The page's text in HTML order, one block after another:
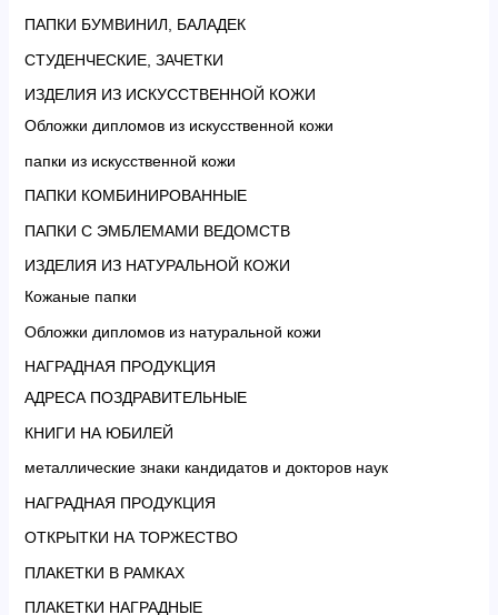
ПАПКИ БУМВИНИЛ, БАЛАДЕК
СТУДЕНЧЕСКИЕ, ЗАЧЕТКИ
ИЗДЕЛИЯ ИЗ ИСКУССТВЕННОЙ КОЖИ
Обложки дипломов из искусственной кожи
папки из искусственной кожи
ПАПКИ КОМБИНИРОВАННЫЕ
ПАПКИ С ЭМБЛЕМАМИ ВЕДОМСТВ
ИЗДЕЛИЯ ИЗ НАТУРАЛЬНОЙ КОЖИ
Кожаные папки
Обложки дипломов из натуральной кожи
НАГРАДНАЯ ПРОДУКЦИЯ
АДРЕСА ПОЗДРАВИТЕЛЬНЫЕ
КНИГИ НА ЮБИЛЕЙ
металлические знаки кандидатов и докторов наук
НАГРАДНАЯ ПРОДУКЦИЯ
ОТКРЫТКИ НА ТОРЖЕСТВО
ПЛАКЕТКИ В РАМКАХ
ПЛАКЕТКИ НАГРАДНЫЕ